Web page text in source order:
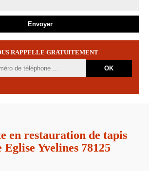
RAPPELLE GRATUITEMENT
en restauration de tapis
Yvelines 78125